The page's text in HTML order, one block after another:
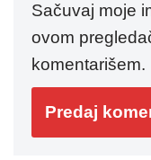
Sačuvaj moje
ovom
komentarišem.